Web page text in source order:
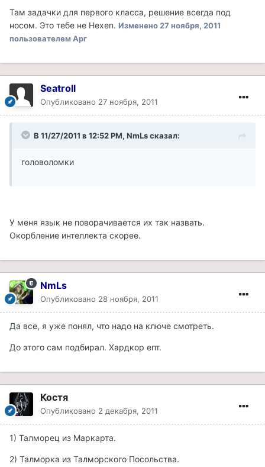
Там задачки для первого класса, решение всегда под
носом. Это тебе не Hexen. Изменено 27 ноября, 2011
пользователем Арг
Seatroll
Опубликовано 27 ноября, 2011
В 11/27/2011 в 12:52 PM, NmLs сказал:
головоломки
У меня язык не поворачивается их так назвать.
Окорбление интеллекта скорее.
NmLs
Опубликовано 28 ноября, 2011
Да все, я уже понял, что надо на ключе смотреть.
До этого сам подбирал. Хардкор епт.
Костя
Опубликовано 2 декабря, 2011
1) Талморец из Маркарта.
2) Талморка из Талморского Посольства.